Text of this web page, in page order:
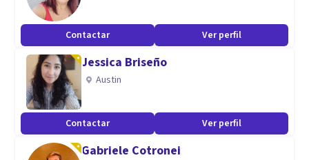
Contactar Ver perfil
Jessica Briseño
Austin
Contactar Ver perfil
Gabriele Cotronei